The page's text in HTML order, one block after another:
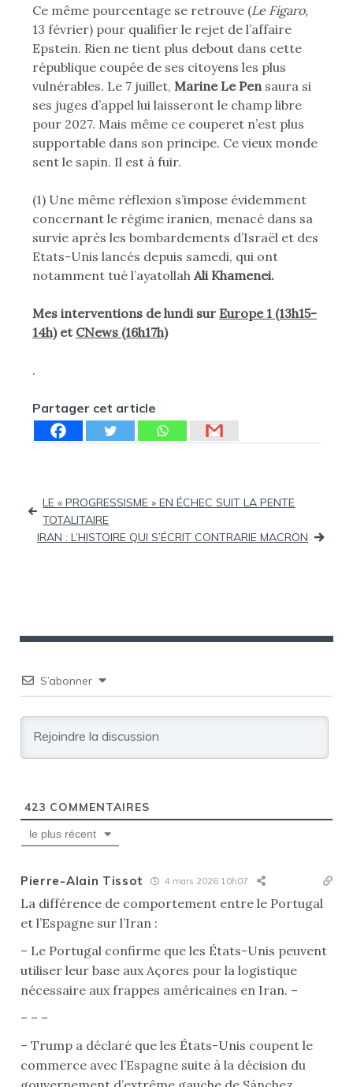
Ce même pourcentage se retrouve (Le Figaro,
13 février) pour qualifier le rejet de l’affaire
Epstein. Rien ne tient plus debout dans cette
république coupée de ses citoyens les plus
vulnérables. Le 7 juillet, Marine Le Pen saura si
ses juges d’appel lui laisseront le champ libre
pour 2027. Mais même ce couperet n’est plus
supportable dans son principe. Ce vieux monde
sent le sapin. Il est à fuir.
(1) Une même réflexion s’impose évidemment
concernant le régime iranien, menacé dans sa
survie après les bombardements d’Israël et des
Etats-Unis lancés depuis samedi, qui ont
notamment tué l’ayatollah Ali Khamenei.
Mes interventions de lundi sur Europe 1 (13h15-
14h)et CNews (16h17h)
.
Partager cet article
Navigation
de
LE « PROGRESSISME » EN ÉCHEC SUIT LA PENTE
TOTALITAIRE
IRAN : L’HISTOIRE QUI S’ÉCRIT CONTRARIE MACRON
S’abonner
423 COMMENTAIRES
le plus récent
Pierre-Alain Tissot 4 mars 2026 10h07
La différence de comportement entre le Portugal
et l’Espagne sur l’Iran :
– Le Portugal confirme que les États-Unis peuvent
utiliser leur base aux Açores pour la logistique
nécessaire aux frappes américaines en Iran. –
– – –
– Trump a déclaré que les États-Unis coupent le
commerce avec l’Espagne suite à la décision du